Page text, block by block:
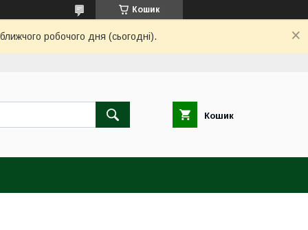
Кошик
робочого дня (сьогодні).
Кошик